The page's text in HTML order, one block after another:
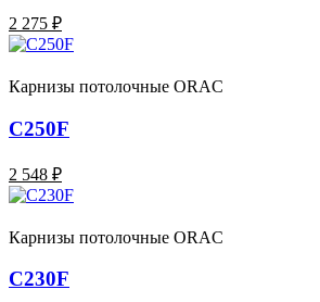
2 275 ₽
Карнизы потолочные ORAC
C250F
2 548 ₽
Карнизы потолочные ORAC
C230F